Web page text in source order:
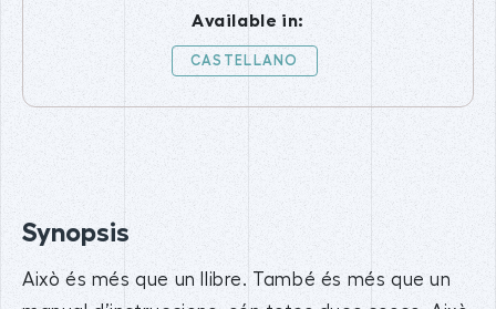
Available in:
CASTELLANO
Synopsis
Això és més que un llibre. També és més que un